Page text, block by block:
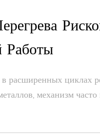
Работы
расширенных циклах
механизм